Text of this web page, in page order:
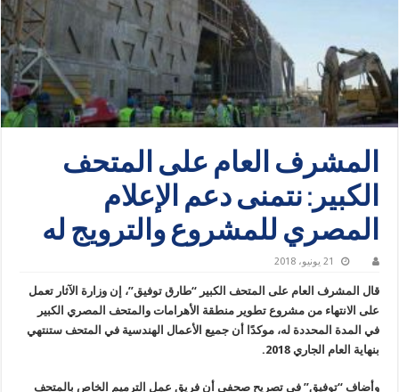
المشرف العام على المتحف
الكبير: نتمنى دعم الإعلام
المصري للمشروع والترويج له
21 يونيو، 2018
قال المشرف العام على المتحف الكبير “طارق توفيق”، إن وزارة الآثار تعمل
على الانتهاء من مشروع تطوير منطقة الأهرامات والمتحف المصري الكبير
في المدة المحددة له، موكدًا أن جميع الأعمال الهندسية في المتحف ستنتهي
بنهاية العام الجاري 2018.
وأضاف “توفيق” في تصريح صحفي أن فريق عمل الترميم الخاص بالمتحف